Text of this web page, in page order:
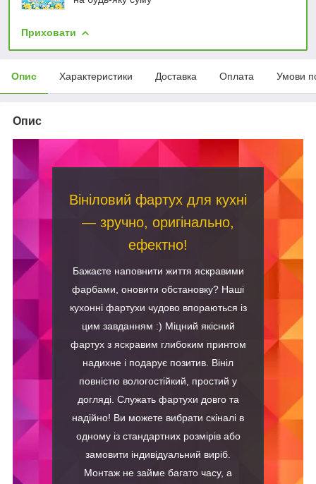
Приховати
Опис Характеристики Доставка Оплата Умови
Опис
Вініловий фартух для кухні
— зручно, оригінально,
ефектно!
Бажаєте наповнити життя яскравими
фарбами, оновити обстановку? Наші
кухонні фартухи чудово впораються із
цим завданням :) Міцний якісний
фартух з яскравим глибоким принтом
надихне і подарує позитив. Вініл
повністю вологостійкий, простий у
догляді. Служать фартухи довго та
надійно! Ви можете вибрати скіналі в
одному із стандартних розмірів або
замовити індивідуальний виріб.
Монтаж не займе багато часу, а